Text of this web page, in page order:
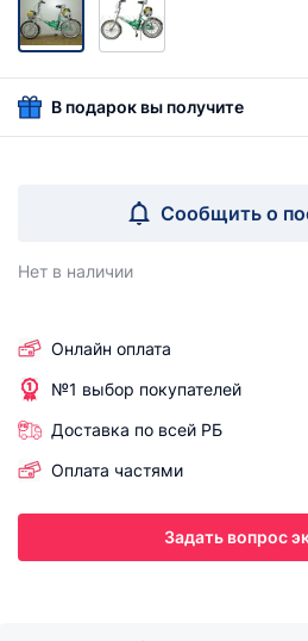
В подарок вы получите
Сообщить о
Нет в наличии
Онлайн оплата
№1 выбор покупателей
Доставка по всей РБ
Оплата частями
Задать вопрос